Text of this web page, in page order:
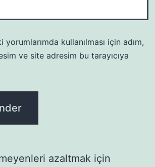
yorumlarımda kullanılması için adım,
ve site adresim bu tarayıcıya
azaltmak için